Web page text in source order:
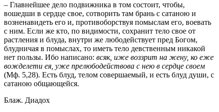
– Главнейшее дело подвижника в том состоит, чтобы,
вошедши в сердце свое, сотворить там брань с сатаною и
возненавидеть его и, противоборствуя помыслам его, воевать
с ним. Если же кто, по видимости, сохранит тело свое от
растления и блуда, внутри же любодействует пред Богом,
блудничая в помыслах, то иметь тело девственным никакой
нет пользы. Ибо написано: всяк, иже воззрит на жену, ко еже
вожделети ея, уже прелюбодействова с нею в сердце своем
(Мф. 5,28). Есть блуд, телом совершаемый, и есть блуд души, с
сатаною общающейся.
Блаж. Диадох